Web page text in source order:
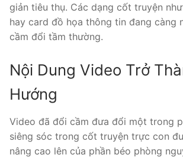
giản tiêu thụ. Các dạng cốt truyện
hay card đồ họa thông tin đang càng
cầm đổi tầm thường.
Nội Dung Video Trở
Hướng
Video đã đổi cầm đưa đổi một trong
siêng sóc trong cốt truyện trực con
nâng cao lên của phần béo phòng